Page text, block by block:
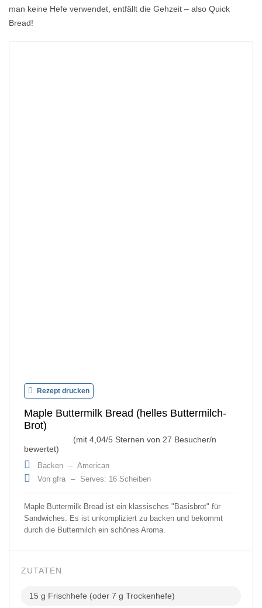
man keine Hefe verwendet, entfällt die Gehzeit – also Quick
Bread!
Rezept drucken
Maple Buttermilk Bread (helles Buttermilch-
Brot)
(mit 4,04/5 Sternen von 27 Besucher/n
bewertet)
Backen – American
Von gfra – Serves: 16 Scheiben
Maple Buttermilk Bread ist ein klassisches "Basisbrot" für
Sandwiches. Es ist unkompliziert zu backen und bekommt
durch die Buttermilch ein schönes Aroma.
ZUTATEN
15 g Frischhefe (oder 7 g Trockenhefe)